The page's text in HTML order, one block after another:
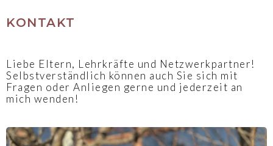
KONTAKT
Liebe Eltern, Lehrkräfte und Netzwerkpartner!
Selbstverständlich können auch Sie sich mit
Fragen oder Anliegen gerne und jederzeit an
mich wenden!